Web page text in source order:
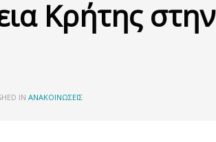
Κρήτης στην
INΑΝΑΚΟΙΝΏΣΕΙΣ